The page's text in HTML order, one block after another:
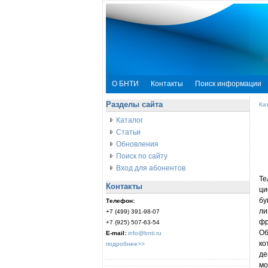
О БНТИ Контакты Поиск информации
Разделы сайта
Каталог
Статьи
Обновления
Поиск по сайту
Вход для абонентов
Контакты
Телефон:
+7 (499) 391-98-07
+7 (925) 507-63-54
E-mail: info@bnti.ru
подробнее>>